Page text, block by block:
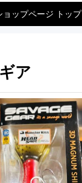
ップページ トップ
ア